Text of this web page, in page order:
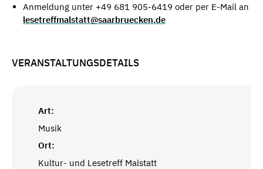
Anmeldung unter +49 681 905-6419 oder per E-Mail an
lesetreffmalstatt@saarbruecken.de
VERANSTALTUNGSDETAILS
Art:
Musik
Ort:
Kultur- und Lesetreff Malstatt